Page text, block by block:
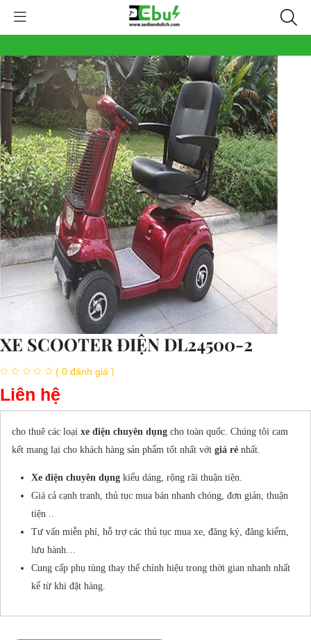
XE SCOOTER ĐIỆN DL24500-2
( 0 đánh giá )
Liên hệ
cho thuê các loại xe điện chuyên dụng cho toàn quốc. Chúng tôi cam
kết mang lại cho khách hàng sản phẩm tốt nhất với giá rẻ nhất.
Xe điện chuyên dụng kiểu dáng, rộng rãi thuận tiện.
Giá cả cạnh tranh, thủ tục mua bán nhanh chóng, đơn giản, thuận
tiện ..
Tư vấn miễn phí, hỗ trợ các thủ tục mua xe, đăng ký, đăng kiểm,
lưu hành…
Cung cấp phụ tùng thay thế chính hiệu trong thời gian nhanh nhất
kể từ khi đặt hàng.